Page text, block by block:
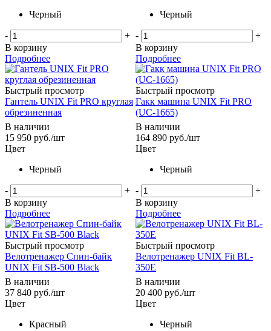
Черный
-
+
В корзину
Подробнее
Черный
-
+
В корзину
Подробнее
Быстрый просмотр
Гантель UNIX Fit PRO круглая
обрезиненная
В наличии
15 950 руб./шт
Цвет
Черный
-
+
В корзину
Подробнее
Быстрый просмотр
Гакк машина UNIX Fit PRO
(UC-1665)
В наличии
164 890 руб./шт
Цвет
Черный
-
+
В корзину
Подробнее
Быстрый просмотр
Велотренажер Спин-байк
UNIX Fit SB-500 Black
В наличии
37 840 руб./шт
Цвет
Красный
Быстрый просмотр
Велотренажер UNIX Fit BL-
350E
В наличии
20 400 руб./шт
Цвет
Черный